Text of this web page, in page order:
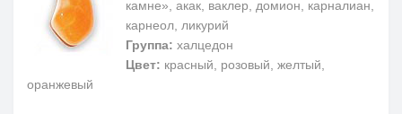
камне», акак, ваклер, домион, карналиан,
карнеол, ликурий
Группа: халцедон
Цвет: красный, розовый, желтый,
оранжевый